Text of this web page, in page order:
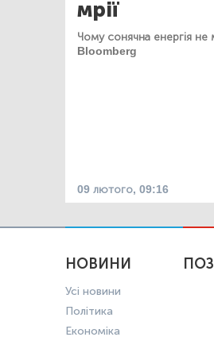
мрії
Чому сонячна енергія не
Bloomberg
09 лютого, 09:16
НОВИНИ
Усі новини
Політика
Економіка